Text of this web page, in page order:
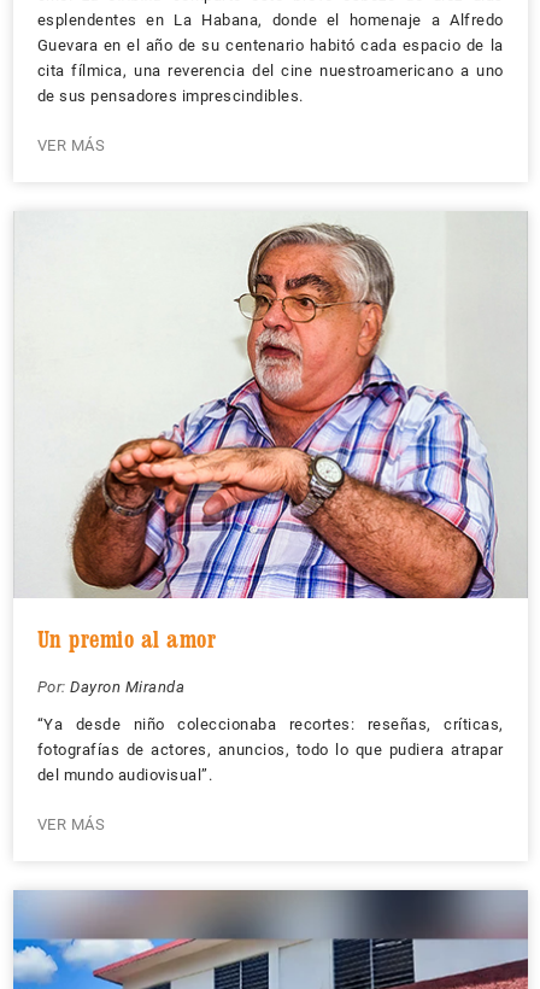
esplendentes en La Habana, donde el homenaje a Alfredo
Guevara en el año de su centenario habitó cada espacio de la
cita fílmica, una reverencia del cine nuestroamericano a uno
de sus pensadores imprescindibles.
VER MÁS
Un premio al amor
Por: Dayron Miranda
“Ya desde niño coleccionaba recortes: reseñas, críticas,
fotografías de actores, anuncios, todo lo que pudiera atrapar
del mundo audiovisual”.
VER MÁS